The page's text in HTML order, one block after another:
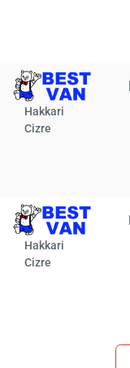
Hakkari
Cizre
Hakkari
Cizre